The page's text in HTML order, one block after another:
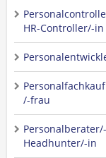
HR-Controller/-in
/-frau
Headhunter/-in